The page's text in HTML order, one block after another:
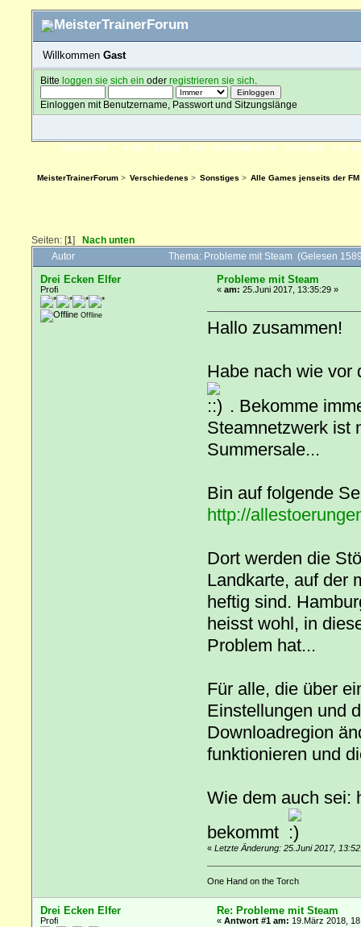
Willkommen Gast
Bitteloggen sie sich ein oderregistrieren sie sich
Einloggen mit Benutzername, Passwort und Sitzungslänge
ÜBERSICHT HILFE SUCHE FAQ FORENREGELN SPENDEN
MeisterTrainerForum> Verschiedenes > Sonstiges > Alle Games jenseits der
Seiten: [1] Nach unten
Autor Thema: Probleme mit Steam (Gelesen
Drei Ecken Elfer
Profi
Offline
Probleme mit Steam
«am: 25.Juni 2017, 13:35:29 »
Hallo zusammen!
Habe nach wie vor
. Bekomme
Steamnetzwerk ist
Summersale...
Bin auf folgende
http://
Dort werden die
Landkarte, auf der
heftig sind.
heisst wohl, in
Problem hat...
Für alle, die über
Einstellungen und
Downloadregion
funktionieren und
Wie dem auch sei:
bekommt
« Letzte Änderung: 25.Juni 2017,
One Hand on the Torch
Drei Ecken Elfer
Profi
Re: Probleme mit Steam
«Antwort #1 am: 19.März 2018,